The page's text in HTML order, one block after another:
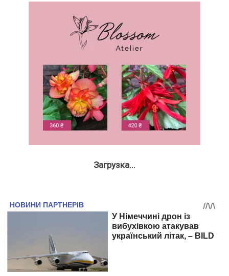
Загрузка...